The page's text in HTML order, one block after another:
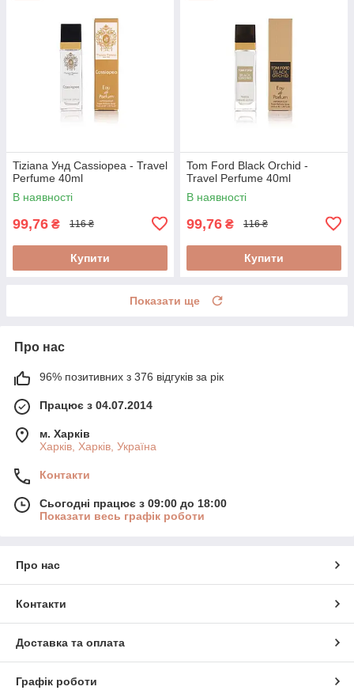
Tiziana Унд Cassiopea - Travel
Perfume 40ml
В наявності
99,76 ₴ 116 ₴
Купити
Tom Ford Black Orchid -
Travel Perfume 40ml
В наявності
99,76 ₴ 116 ₴
Купити
Показати ще
Про нас
96% позитивних з 376 відгуків за рік
Працює з 04.07.2014
м. Харків
Харків, Харків, Україна
Контакти
Сьогодні працює з 09:00 до 18:00
Показати весь графік роботи
Про нас
Контакти
Доставка та оплата
Графік роботи